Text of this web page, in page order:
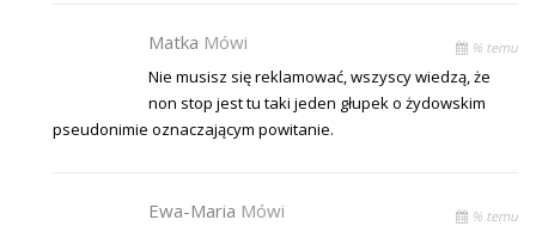
Matka Mówi % temu
Nie musisz się reklamować, wszyscy wiedzą, że
non stop jest tu taki jeden głupek o żydowskim
pseudonimie oznaczającym powitanie.
Ewa-Maria Mówi % temu